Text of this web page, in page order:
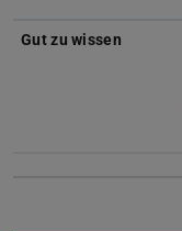
Gut zu wissen